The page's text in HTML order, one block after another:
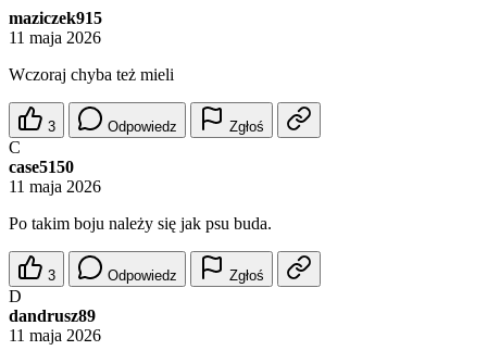
maziczek915
11 maja 2026
Wczoraj chyba też mieli
3 Odpowiedz Zgłoś
C
case5150
11 maja 2026
Po takim boju należy się jak psu buda.
3 Odpowiedz Zgłoś
D
dandrusz89
11 maja 2026